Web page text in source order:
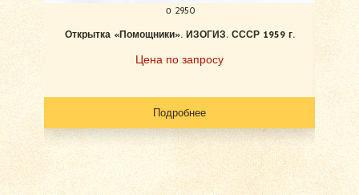
о 2950
Открытка «Помощники». ИЗОГИЗ. СССР 1959 г.
Цена по запросу
Подробнее